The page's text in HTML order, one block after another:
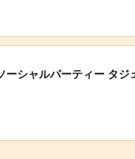
ーシャルパーティー タジ